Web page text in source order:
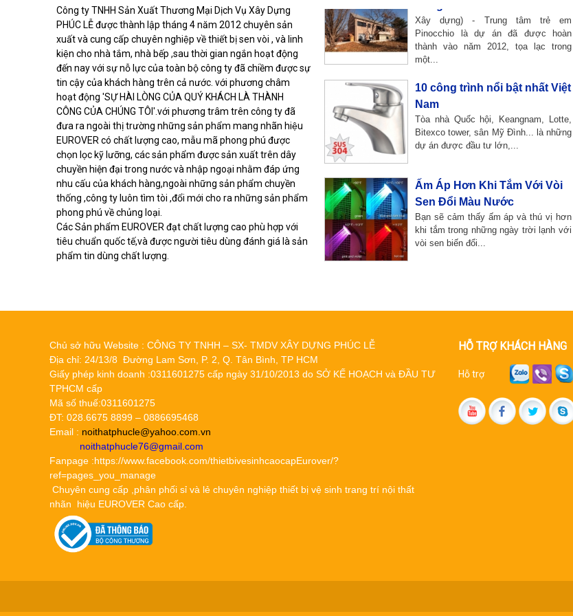
Công ty TNHH Sản Xuất Thương Mại Dịch Vụ Xây Dựng
PHÚC LỄ được thành lập tháng 4 năm 2012 chuyên sản
xuất và cung cấp chuyên nghiệp về thiết bị sen vòi , và linh
kiện cho nhà tắm, nhà bếp ,sau thời gian ngắn hoạt động
đến nay với sự nỗ lực của toàn bộ công ty đã chiềm được sự
tin cậy của khách hàng trên cả nước. với phương châm
hoạt động 'SỰ HÀI LÒNG CỦA QUÝ KHÁCH LÀ THÀNH
CÔNG CỦA CHÚNG TÔI'.với phương trâm trên công ty đã
đưa ra ngoài thị trường những sản phẩm mang nhãn hiệu
EUROVER có chất lượng cao, mẫu mã phong phú được
chọn lọc kỹ lưỡng, các sản phẩm được sản xuất trên dây
chuyền hiện đại trong nước và nhập ngoại nhằm đáp ứng
nhu cấu của khách hàng,ngoài những sản phẩm chuyền
thống ,công ty luôn tìm tòi ,đổi mới cho ra những sản phẩm
phong phú về chủng loại.
Các Sản phẩm EUROVER đạt chất lượng cao phù hợp với
tiêu chuẩn quốc tế,và được người tiêu dùng đánh giá là sản
phẩm tin dùng chất lượng.
Pinocchio là dự án đã được hoàn
thành vào năm 2012, tọa lạc trong
một...
Nam
Tòa nhà Quốc hội, Keangnam, Lotte,
Bitexco tower, sân Mỹ Đình... là những
dự án được đầu tư lớn,...
Sen Đổi Màu Nước
Bạn sẽ cảm thấy ấm áp và thú vị hơn
khi tắm trong những ngày trời lạnh với
vòi sen biến đổi...
gặp phải những vấn đề khó khăn và
Bồn Rửa Sang Trọng Cho Cả
Gia Đình
kế với những ngăn chứa đồ đủ cho cả
một gia đình...
Chủ sở hữu Website : CÔNG TY TNHH – SX- TMDV XÂY DỰNG PHÚC LỄ
Địa chỉ: 24/13/8 Đường Lam Sơn, P. 2, Q. Tân Bình, TP HCM
Giấy phép kinh doanh :0311601275 cấp ngày 31/10/2013 do SỞ KẾ HOẠCH và ĐẦU TƯ
TPHCM cấp
Mã số thuế:0311601275
ĐT: 028.6675 8899 – 0886695468
Email : noithatphucle@yahoo.com.vn
noithatphucle76@gmail.com
Fanpage :https://www.facebook.com/thietbivesinhcaocapEurover/?
ref=pages_you_manage
Chuyên cung cấp ,phân phối sỉ và lẻ chuyên nghiệp thiết bị vệ sinh trang trí nội thất
nhãn hiệu EUROVER Cao cấp.
HỖ TRỢ KHÁCH HÀNG
Hỗ trợ